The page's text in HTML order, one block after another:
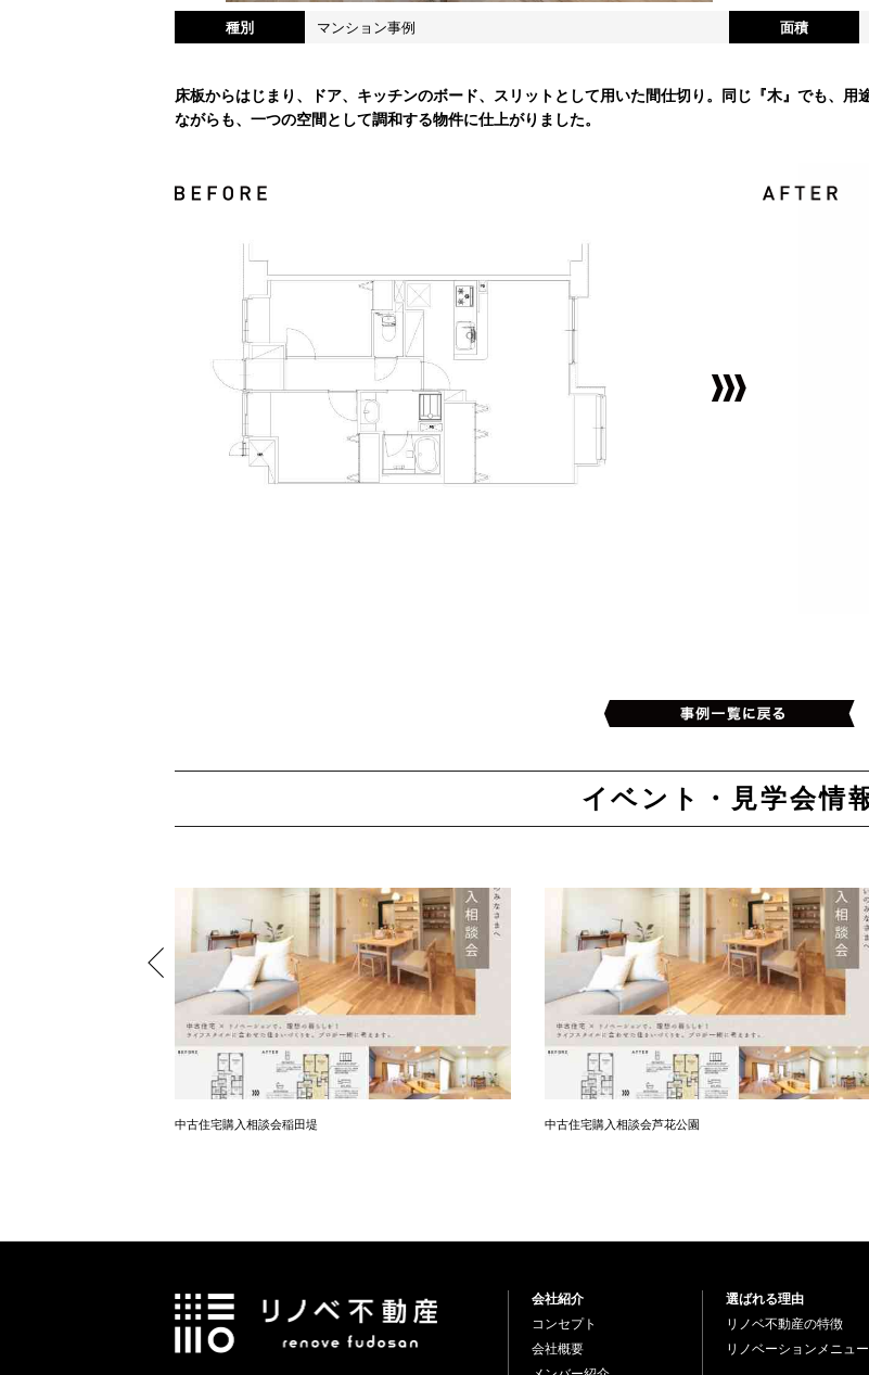
種別 マンション事例 面積
床板からはじまり、ドア、キッチンのボード、スリットとして用いた間仕切り。同じ『木』でも、
ながらも、一つの空間として調和する物件に仕上がりました。
イベント・見学会情
中古住宅購入相談会稲田堤 中古住宅購入相談会芦花公園
会社紹介
コンセプト
会社概要
選ばれる理由
リノベ不動産の特徴
リノベーションメニュー